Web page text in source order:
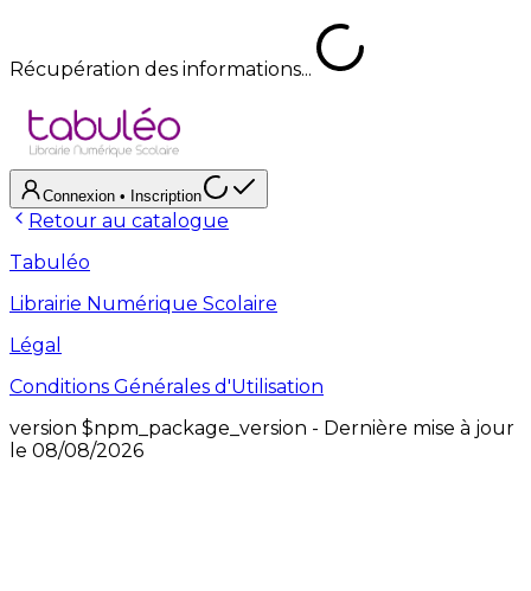
Récupération des informations...
Connexion • Inscription
Retour au catalogue
Tabuléo
Librairie Numérique Scolaire
Légal
Conditions Générales d'Utilisation
version $npm_package_version - Dernière mise à jour
le 08/08/2026